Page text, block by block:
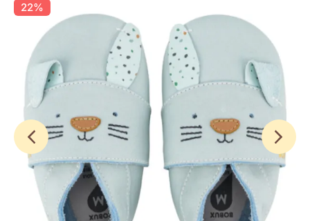
22%